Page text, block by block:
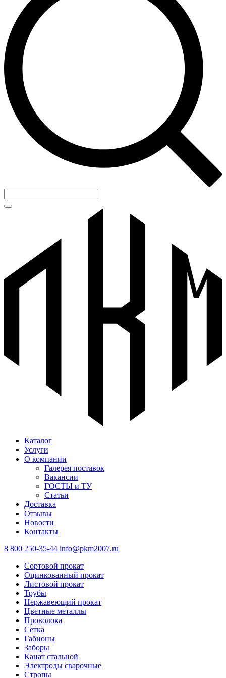
Каталог
Услуги
О компании
Галерея поставок
Вакансии
ГОСТЫ и ТУ
Статьи
Доставка
Отзывы
Новости
Контакты
8 800 250-35-44 info@pkm2007.ru
Сортовой прокат
Оцинкованный прокат
Листовой прокат
Трубы
Нержавеющий прокат
Цветные металлы
Проволока
Сетка
Габионы
Заборы
Канат стальной
Электроды сварочные
Стропы